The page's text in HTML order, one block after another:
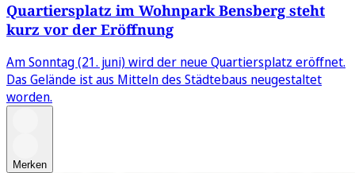
Quartiersplatz im Wohnpark Bensberg steht
kurz vor der Eröffnung
Am Sonntag (21. juni) wird der neue Quartiersplatz eröffnet.
Das Gelände ist aus Mitteln des Städtebaus neugestaltet
worden.
Merken